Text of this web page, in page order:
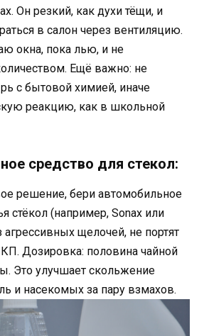
Он резкий, как духи тёщи, и
в салон через вентиляцию.
окна, пока лью, и не
Ещё важно: не
с бытовой химией, иначе
реакцию, как в школьной
средство для стекол:
решение, бери автомобильное
стёкол (например, Sonax или
щелочей, не портят
Дозировка: половина чайной
Это улучшает скольжение
и насекомых за пару взмахов.